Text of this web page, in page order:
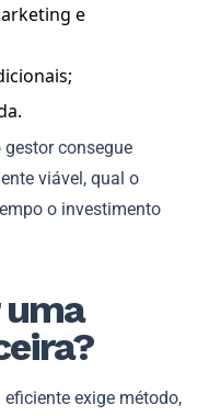
e
consegue
viável, qual o
o investimento
uma
exige método,